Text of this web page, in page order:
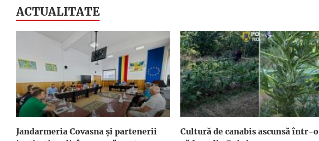
ACTUALITATE
Jandarmeria Covasna și partenerii
Cultură de canabis ascunsă într-o